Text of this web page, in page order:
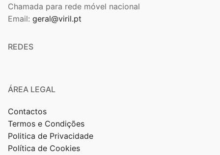
Chamada para rede móvel nacional
Email: geral@viril.pt
REDES
ÁREA LEGAL
Contactos
Termos e Condições
Politica de Privacidade
Política de Cookies